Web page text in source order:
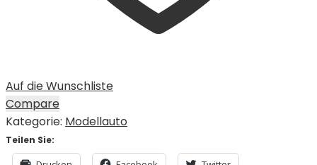
Auf die Wunschliste
Compare
Kategorie: Modellauto
Teilen Sie: